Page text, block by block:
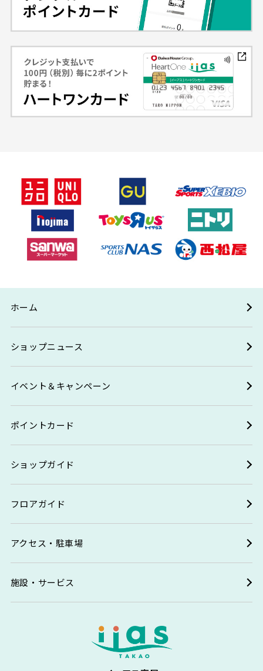
ホーム
ショップニュース
イベント＆キャンペーン
ポイントカード
ショップガイド
フロアガイド
アクセス・駐車場
施設・サービス